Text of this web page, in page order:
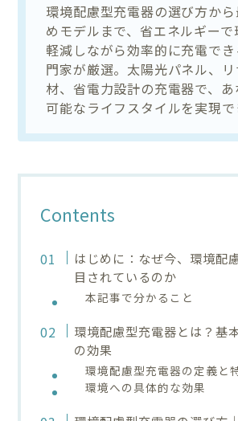
環境配慮型充電器の選び方か
めモデルまで、省エネルギーで
軽減しながら効率的に充電で
門家が厳選。太陽光パネル、
材、省電力設計の充電器で、
可能なライフスタイルを実現で
Contents
はじめに：なぜ今、環境配
目されているのか
本記事で分かること
環境配慮型充電器とは？基
の効果
環境配慮型充電器の定義と
環境への具体的な効果